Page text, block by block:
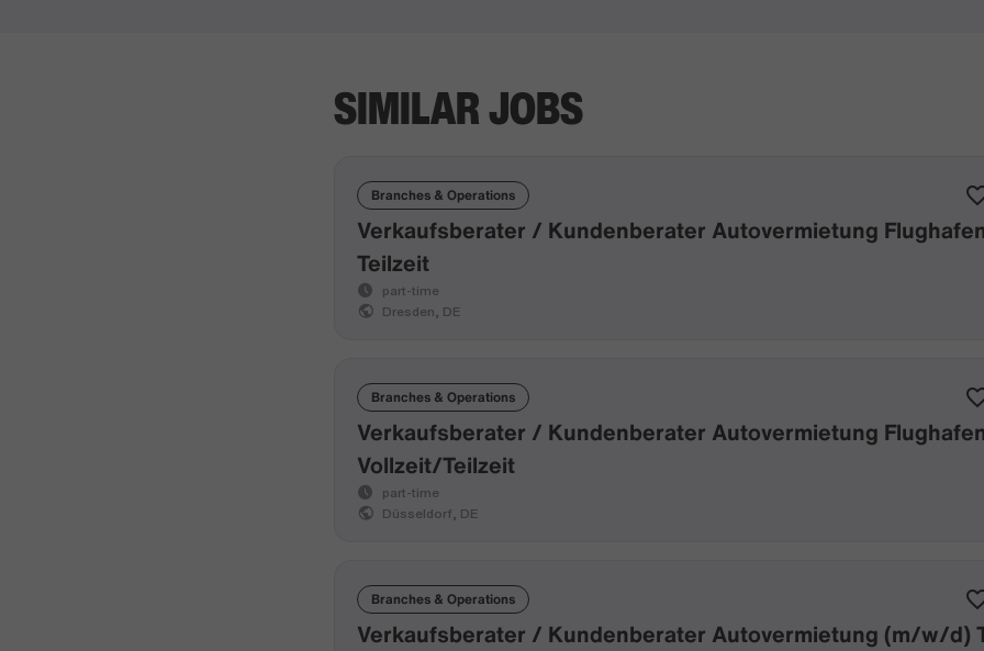
SIMILAR JOBS
Branches & Operations
Verkaufsberater / Kundenberater Autovermietung
Teilzeit
part-time
Dresden, DE
Branches & Operations
Verkaufsberater / Kundenberater Autovermietung
Vollzeit/Teilzeit
part-time
Düsseldorf, DE
Branches & Operations
Verkaufsberater / Kundenberater Autovermietung (m/w/d)